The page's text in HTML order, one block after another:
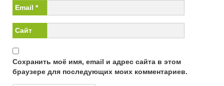
Email *
Сайт
Сохранить моё имя, email и адрес сайта в этом
браузере для последующих моих комментариев.